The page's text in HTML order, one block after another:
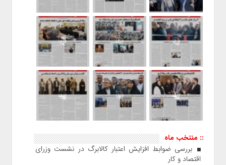
:: منتخب ماه
بررسی ضوابط افزایش اعتبار کالابرگ در نشست وزرای
اقتصاد و کار